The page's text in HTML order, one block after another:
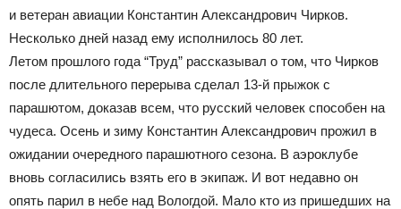
и ветеран авиации Константин Александрович Чирков.
Несколько дней назад ему исполнилось 80 лет.
Летом прошлого года “Труд” рассказывал о том, что Чирков
после длительного перерыва сделал 13-й прыжок с
парашютом, доказав всем, что русский человек способен на
чудеса. Осень и зиму Константин Александрович прожил в
ожидании очередного парашютного сезона. В аэроклубе
вновь согласились взять его в экипаж. И вот недавно он
опять парил в небе над Вологдой. Мало кто из пришедших на